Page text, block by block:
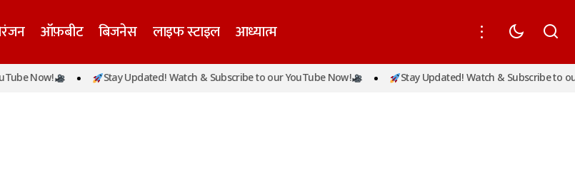
ऑफ़बीट बिजनेस लाइफ स्टाइल आध्यात्म
Now! Stay Updated! Watch & Subscribe to our YouTube Now! Stay Updated! Watch & Subscribe to our